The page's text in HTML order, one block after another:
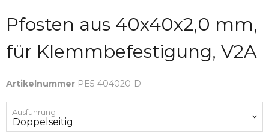
Pfosten aus 40x40x2,0 mm,
für Klemmbefestigung, V2A
Artikelnummer PE5-404020-D
Ausführung